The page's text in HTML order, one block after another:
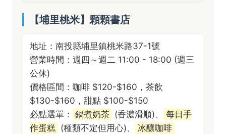
【埔里桃米】顆顆書店
地址：南投縣埔里鎮桃米路37-1號
營業時間：週四～週二 11:00 - 18:00 (週三
公休)
價格區間：咖啡 $120-$160，茶飲
$130-$160，甜點 $100-$150
必點選單： 鍋煮奶茶 (香濃滑順)、
每日手
作蛋糕 (種類不定但用心)、
冰釀咖啡